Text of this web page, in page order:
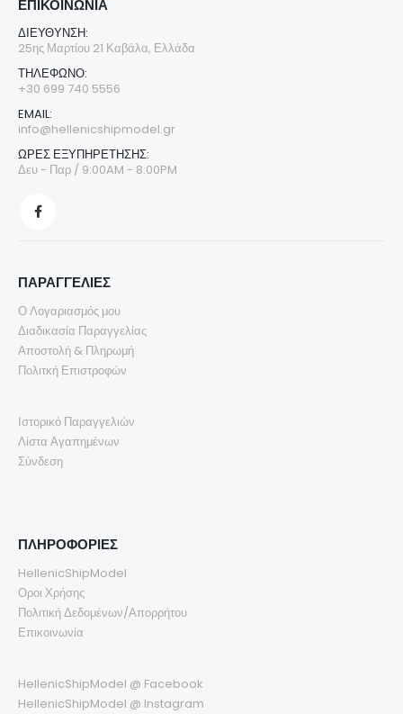
ΕΠΙΚΟΙΝΩΝΊΑ
ΔΙΕΎΘΥΝΣΗ:
25ης Μαρτίου 21 Καβάλα, Ελλάδα
ΤΗΛΈΦΩΝΟ:
+30 699 740 5556
EMAIL:
info@hellenicshipmodel.gr
ΩΡΕΣ ΕΞΥΠΗΡΕΤΗΣΗΣ:
Δευ - Παρ / 9:00AM - 8:00PM
ΠΑΡΑΓΓΕΛΙΕΣ
Ο Λογαριασμός μου
Διαδικασία Παραγγελίας
Αποστολή & Πληρωμή
Πολιτκή Επιστροφών
Ιστορικό Παραγγελιών
Λίστα Αγαπημένων
Σύνδεση
ΠΛΗΡΟΦΟΡΙΕΣ
HellenicShipModel
Οροι Χρήσης
Πολιτική Δεδομένων/Απορρήτου
Επικοινωνία
HellenicShipModel @ Facebook
HellenicShipModel @ Instagram